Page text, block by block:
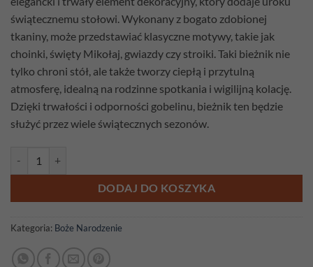
świątecznemu stołowi. Wykonany z bogato zdobionej
tkaniny, może przedstawiać klasyczne motywy, takie jak
choinki, święty Mikołaj, gwiazdy czy stroiki. Taki bieżnik nie
tylko chroni stół, ale także tworzy ciepłą i przytulną
atmosferę, idealną na rodzinne spotkania i wigilijną kolację.
Dzięki trwałości i odporności gobelinu, bieżnik ten będzie
służyć przez wiele świątecznych sezonów.
DODAJ DO KOSZYKA
Kategoria: Boże Narodzenie